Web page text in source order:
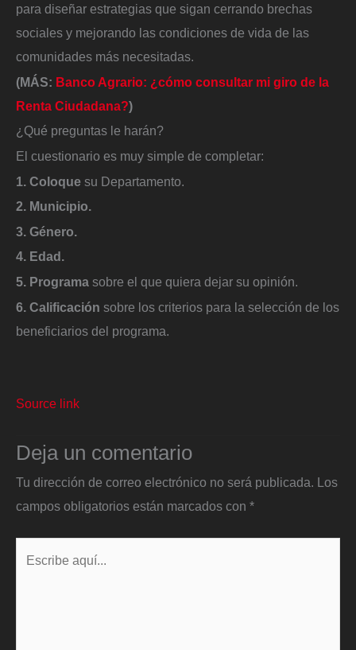
para diseñar estrategias que sigan cerrando brechas
sociales y mejorando las condiciones de vida de las
comunidades más necesitadas.
(MÁS: Banco Agrario: ¿cómo consultar mi giro de la
Renta Ciudadana?)
¿Qué preguntas le harán?
El cuestionario es muy simple de completar:
1. Coloque su Departamento.
2. Municipio.
3. Género.
4. Edad.
5. Programa sobre el que quiera dejar su opinión.
6. Calificación sobre los criterios para la selección de los
beneficiarios del programa.
Source link
Deja un comentario
Tu dirección de correo electrónico no será publicada. Los
campos obligatorios están marcados con *